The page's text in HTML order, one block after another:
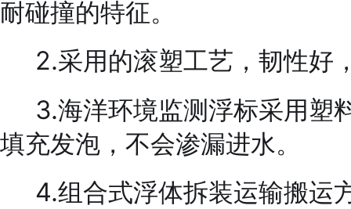
耐碰撞的特征。
2.采用的滚塑工艺，韧性好
3.海洋环境监测浮标采用塑
填充发泡，不会渗漏进水。
4.组合式浮体拆装运输搬运